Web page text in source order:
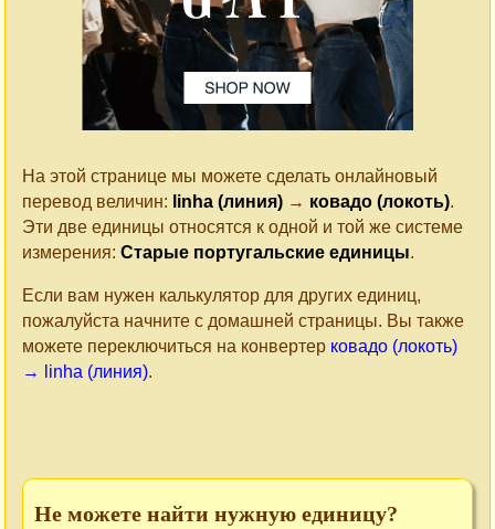
На этой странице мы можете сделать онлайновый
перевод величин: linha (линия) → ковадо (локоть).
Эти две единицы относятся к одной и той же системе
измерения: Старые португальские единицы.
Если вам нужен калькулятор для других единиц,
пожалуйста начните с домашней страницы. Вы также
можете переключиться на конвертер ковадо (локоть)
→ linha (линия).
Не можете найти нужную единицу?